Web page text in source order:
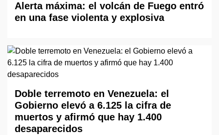
Alerta máxima: el volcán de Fuego entró
en una fase violenta y explosiva
Doble terremoto en Venezuela: el
Gobierno elevó a 6.125 la cifra de
muertos y afirmó que hay 1.400
desaparecidos